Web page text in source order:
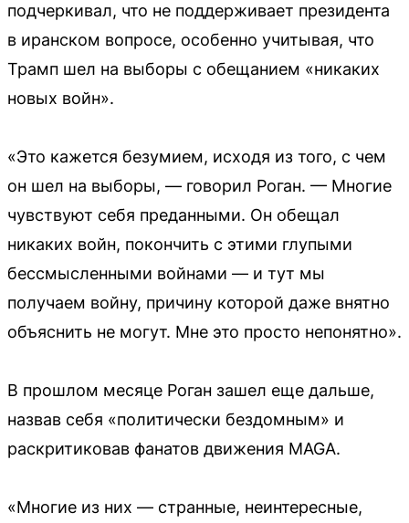
подчеркивал, что не поддерживает президента
в иранском вопросе, особенно учитывая, что
Трамп шел на выборы с обещанием «никаких
новых войн».
«Это кажется безумием, исходя из того, с чем
он шел на выборы, — говорил Роган. — Многие
чувствуют себя преданными. Он обещал
никаких войн, покончить с этими глупыми
бессмысленными войнами — и тут мы
получаем войну, причину которой даже внятно
объяснить не могут. Мне это просто непонятно».
В прошлом месяце Роган зашел еще дальше,
назвав себя «политически бездомным» и
раскритиковав фанатов движения MAGA.
«Многие из них — странные, неинтересные,